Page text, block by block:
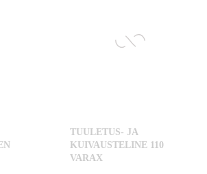
TUULETUS- JA
KUIVAUSTELINE 110
VARAX